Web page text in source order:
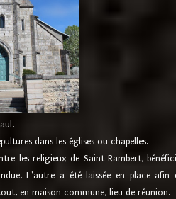
dans les églises ou chapelles.
les religieux de Saint Rambert,
L'autre a été laissée en place
en maison commune, lieu de réunion.